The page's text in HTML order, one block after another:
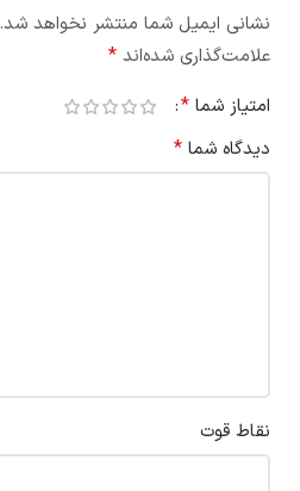
نشانی ایمیل شما منتشر نخواهد شد.
علامت‌گذاری شده‌اند *
امتیاز شما *
دیدگاه شما *
نقاط قوت